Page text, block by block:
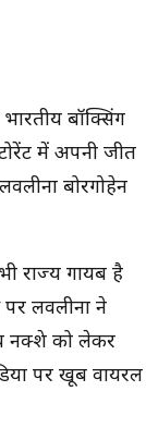
बॉक्सिंग
में अपनी जीत
बोरगोहेन
राज्य गायब है
लवलीना ने
नक्शे को लेकर
पर खूब वायरल